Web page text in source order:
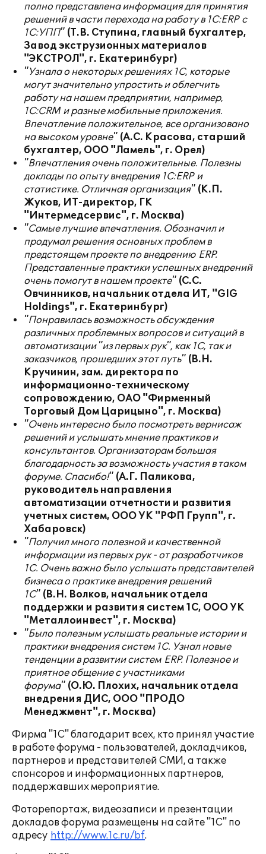
полно представлена информация для принятия
решений в части перехода на работу в 1С:ERPс
1С:УПП" (Т.В. Ступина, главный бухгалтер,
Завод экструзионных материалов
"ЭКСТРОЛ", г. Екатеринбург)
"Узнала о некоторых решениях 1С, которые
могут значительно упростить и облегчить
работу на нашем предприятии, например,
1С:CRMи разные мобильные приложения.
Впечатление положительное, все организовано
на высоком уровне" (А.С. Красова, старший
бухгалтер, ООО "Ламель", г. Орел)
"Впечатления очень положительные. Полезны
доклады по опыту внедрения 1С:ERPи
статистике. Отличная организация" (К.П.
Жуков, ИТ-директор, ГК
"Интермедсервис", г. Москва)
"Самые лучшие впечатления. Обозначил и
продумал решения основных проблем в
предстоящем проекте по внедрению ERP.
Представленные практики успешных внедрений
очень помогут в нашем проекте" (С.С.
Овчинников, начальник отдела ИТ, "GIG
Holdings", г. Екатеринбург)
"Понравилась возможность обсуждения
различных проблемных вопросов и ситуаций в
автоматизации "из первых рук", как 1С, так и
заказчиков, прошедших этот путь" (В.Н.
Кручинин, зам. директора по
информационно-техническому
сопровождению, ОАО "Фирменный
Торговый Дом Царицыно", г. Москва)
"Очень интересно было посмотреть вернисаж
решений и услышать мнение практиков и
консультантов. Организаторам большая
благодарность за возможность участия в таком
форуме. Спасибо!" (А.Г. Паликова,
руководитель направления
автоматизации отчетности и развития
учетных систем, ООО УК "РФП Групп", г.
Хабаровск)
"Получил много полезной и качественной
информации из первых рук - от разработчиков
1С. Очень важно было услышать представителей
бизнеса о практике внедрения решений
1С" (В.Н. Волков, начальник отдела
поддержки и развития систем 1С, ООО УК
"Металлоинвест", г. Москва)
"Было полезным услышать реальные истории и
практики внедрения систем 1С. Узнал новые
тенденции в развитии систем ERP. Полезное и
приятное общение с участниками
форума" (О.Ю. Плохих, начальник отдела
внедрения ДИС, ООО "ПРОДО
Менеджмент", г. Москва)
Фирма "1С" благодарит всех, кто принял участие
в работе форума - пользователей, докладчиков,
партнеров и представителей СМИ, а также
спонсоров и информационных партнеров,
поддержавших мероприятие.
Фоторепортаж, видеозаписи и презентации
докладов форума размещены на сайте "1С" по
адресу http://www.1c.ru/bf.